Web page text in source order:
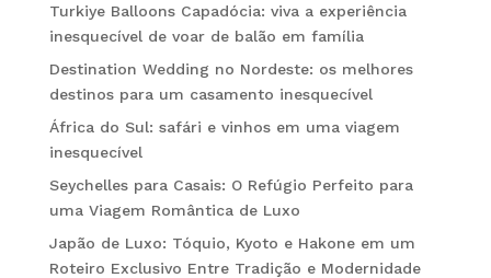
Turkiye Balloons Capadócia: viva a experiência
inesquecível de voar de balão em família
Destination Wedding no Nordeste: os melhores
destinos para um casamento inesquecível
África do Sul: safári e vinhos em uma viagem
inesquecível
Seychelles para Casais: O Refúgio Perfeito para
uma Viagem Romântica de Luxo
Japão de Luxo: Tóquio, Kyoto e Hakone em um
Roteiro Exclusivo Entre Tradição e Modernidade